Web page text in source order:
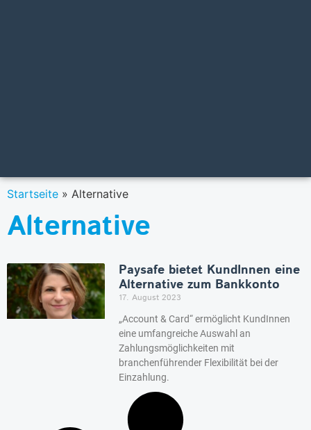
Startseite » Alternative
Alternative
Paysafe bietet KundInnen eine
Alternative zum Bankkonto
17. August 2023
„Account & Card“ ermöglicht KundInnen
eine umfangreiche Auswahl an
Zahlungsmöglichkeiten mit
branchenführender Flexibilität bei der
Einzahlung.